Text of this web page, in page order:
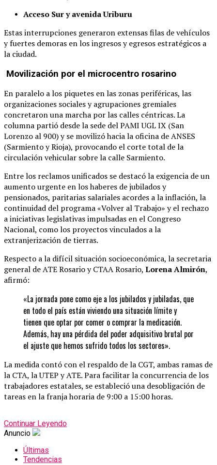
Acceso Sur y avenida Uriburu
Estas interrupciones generaron extensas filas de vehículos
y fuertes demoras en los ingresos y egresos estratégicos a
la ciudad.
Movilización por el microcentro rosarino
En paralelo a los piquetes en las zonas periféricas, las
organizaciones sociales y agrupaciones gremiales
concretaron una marcha por las calles céntricas.La
columna partió desde la sede del PAMI UGL IX (San
Lorenzo al 900) y se movilizó hacia la oficina de ANSES
(Sarmiento y Rioja), provocando el corte total de la
circulación vehicular sobre la calle Sarmiento.
Entre los reclamos unificados se destacó la exigencia de un
aumento urgente en los haberes de jubilados y
pensionados, paritarias salariales acordes a la inflación, la
continuidad del programa «Volver al Trabajo» y el rechazo
a iniciativas legislativas impulsadas en el Congreso
Nacional, como los proyectos vinculados a la
extranjerización de tierras.
Respecto a la difícil situación socioeconómica, la secretaria
general de ATE Rosario y CTAA Rosario, Lorena Almirón,
afirmó:
«La jornada pone como eje a los jubilados y jubiladas, que
en todo el país están viviendo una situación límite y
tienen que optar por comer o comprar la medicación.
Además, hay una pérdida del poder adquisitivo brutal por
el ajuste que hemos sufrido todos los sectores».
La medida contó con el respaldo de la CGT, ambas ramas de
la CTA, la UTEP y ATE. Para facilitar la concurrencia de los
trabajadores estatales, se estableció una desobligación de
tareas en la franja horaria de 9:00 a 15:00 horas.
Continuar Leyendo
Anuncio
Últimas
Tendencias